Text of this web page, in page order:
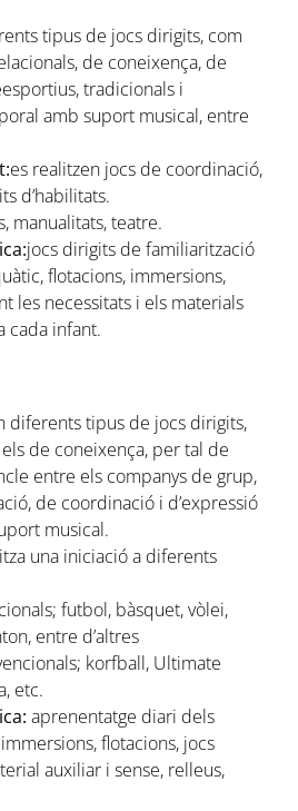
tipus de jocs dirigits, com
de coneixença, de
tradicionals i
amb suport musical, entre
es realitzen jocs de coordinació,
d’habilitats.
manualitats, teatre.
jocs dirigits de familiarització
flotacions, immersions,
les necessitats i els materials
cada infant.
diferents tipus de jocs dirigits,
de coneixença, per tal de
entre els companys de grup,
de coordinació i d’expressió
musical.
una iniciació a diferents
futbol, bàsquet, vòlei,
entre d’altres
korfball, Ultimate
etc.
aprenentatge diari dels
flotacions, jocs
auxiliar i sense, relleus,